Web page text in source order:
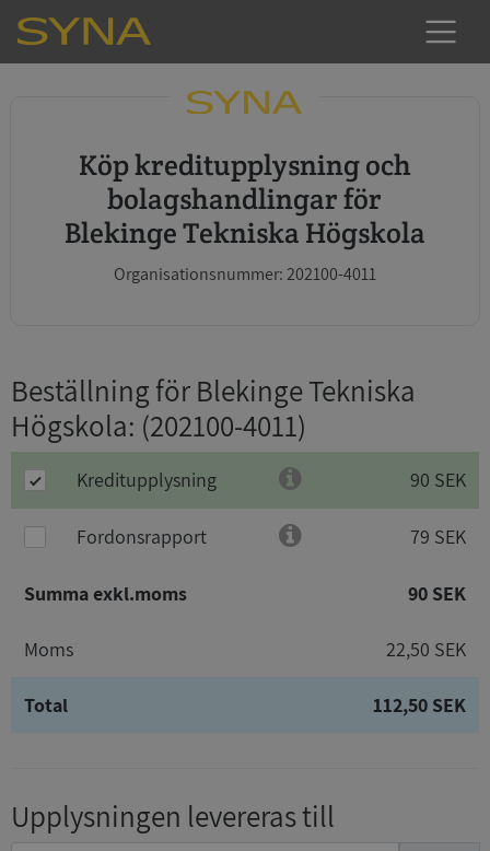
Köp kreditupplysning och
bolagshandlingar för
Blekinge Tekniska Högskola
Organisationsnummer: 202100-4011
Beställning för Blekinge Tekniska
Högskola: (202100-4011)
Kreditupplysning 90 SEK
Fordonsrapport 79 SEK
Summa exkl.moms 90 SEK
Moms 22,50 SEK
Total 112,50 SEK
Upplysningen levereras till